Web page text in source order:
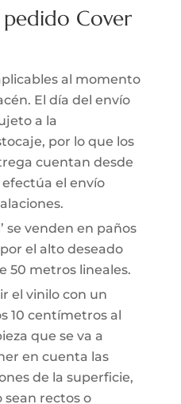
Cover
al momento
El día del envío
a la
por lo que los
cuentan desde
el envío
se venden en paños
el alto deseado
50 metros lineales.
el vinilo con un
10 centímetros al
que se va a
en cuenta las
de la superficie,
sean rectos o